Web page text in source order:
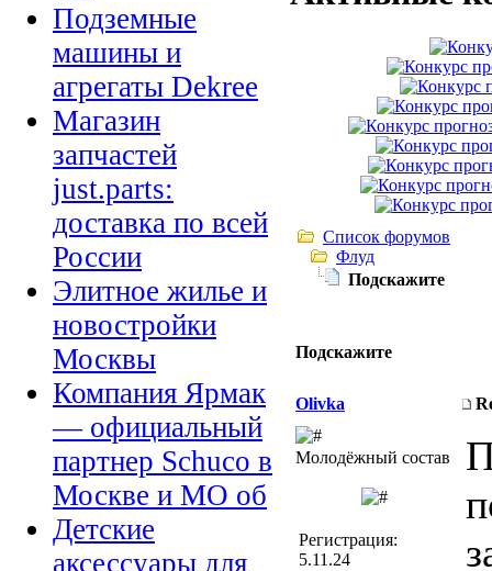
Подземные
машины и
агрегаты Dekree
Магазин
запчастей
just.parts:
доставка по всей
России
Элитное жилье и
новостройки
Москвы
Компания Ярмак
— официальный
партнер Schuco в
Москве и МО об
Детские
аксессуары для
Список форумов
Флуд
Подскажите
Подскажите
Olivka
Молодёжный состав
Регистрация:
5.11.24